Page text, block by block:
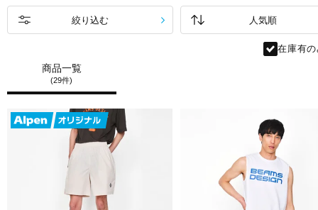
商品一覧
(29件)
絞り込む
在庫有